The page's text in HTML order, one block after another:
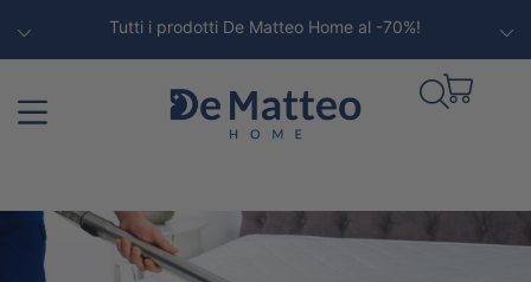
Tutti i prodotti De Matteo Home al -70%!